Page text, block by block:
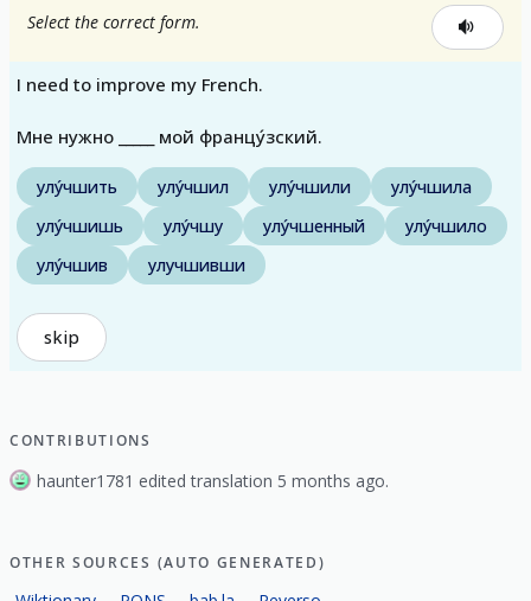
Select the correct form.
I need to improve my French.
Мне нужно _____ мой францу́зский.
улу́чшить улу́чшил улу́чшили
улу́чшила
улу́чшишь
улу́чшу улу́чшенный
улу́чшило
улу́чшив
улучшивши
skip
CONTRIBUTIONS
haunter1781 edited translation 5 months ago.
OTHER SOURCES (AUTO GENERATED)